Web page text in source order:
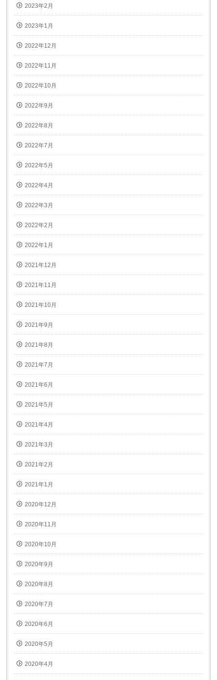
2023年2月
2023年1月
2022年12月
2022年11月
2022年10月
2022年9月
2022年8月
2022年7月
2022年5月
2022年4月
2022年3月
2022年2月
2022年1月
2021年12月
2021年11月
2021年10月
2021年9月
2021年8月
2021年7月
2021年6月
2021年5月
2021年4月
2021年3月
2021年2月
2021年1月
2020年12月
2020年11月
2020年10月
2020年9月
2020年8月
2020年7月
2020年6月
2020年5月
2020年4月